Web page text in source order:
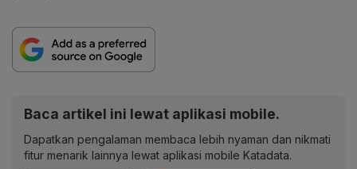
Baca artikel ini lewat aplikasi mobile.
Dapatkan pengalaman membaca lebih nyaman dan nikmati
fitur menarik lainnya lewat aplikasi mobile Katadata.